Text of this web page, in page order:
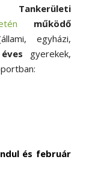
Tankerületi
működő
egyházi,
gyerekek,
és február